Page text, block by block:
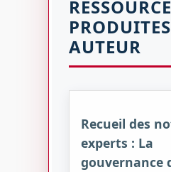
AUTEUR
Recueil des
experts : La
gouvernance